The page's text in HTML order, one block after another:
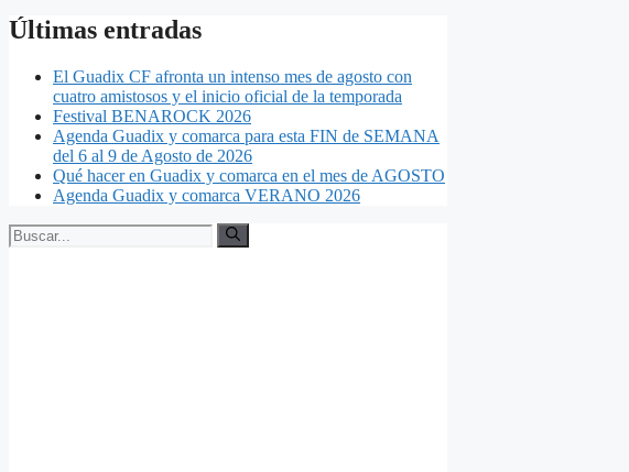
Últimas entradas
El Guadix CF afronta un intenso mes de agosto con
cuatro amistosos y el inicio oficial de la temporada
Festival BENAROCK 2026
Agenda Guadix y comarca para esta FIN de SEMANA
del 6 al 9 de Agosto de 2026
Qué hacer en Guadix y comarca en el mes de AGOSTO
Agenda Guadix y comarca VERANO 2026
Buscar: